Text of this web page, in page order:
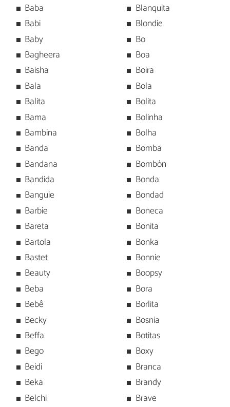
Baba
Babi
Baby
Bagheera
Baisha
Bala
Balita
Bama
Bambina
Banda
Bandana
Bandida
Banguie
Barbie
Bareta
Bartola
Bastet
Beauty
Beba
Bebê
Becky
Beffa
Bego
Beidi
Beka
Belchi
Blanquita
Blondie
Bo
Boa
Boira
Bola
Bolita
Bolinha
Bolha
Bomba
Bombón
Bonda
Bondad
Boneca
Bonita
Bonka
Bonnie
Boopsy
Bora
Borlita
Bosnia
Botitas
Boxy
Branca
Brandy
Brave